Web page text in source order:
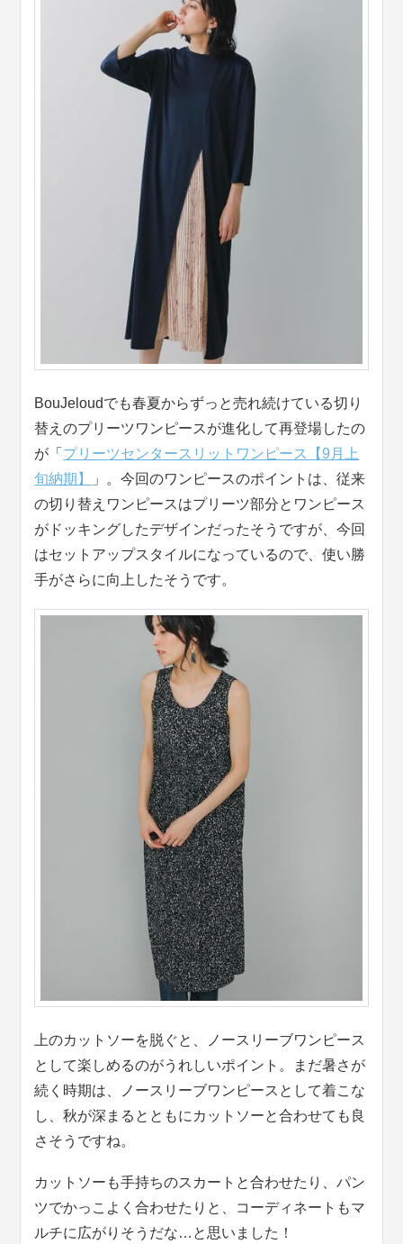
BouJeloudでも春夏からずっと売れ続けている切り
替えのプリーツワンピースが進化して再登場したの
が「 プリーツセンタースリットワンピース【9月上
旬納期】
」。今回のワンピースのポイントは、従来
の切り替えワンピースはプリーツ部分とワンピース
がドッキングしたデザインだったそうですが、今回
はセットアップスタイルになっているので、使い勝
手がさらに向上したそうです。
上のカットソーを脱ぐと、ノースリーブワンピース
として楽しめるのがうれしいポイント。まだ暑さが
続く時期は、ノースリーブワンピースとして着こな
し、秋が深まるとともにカットソーと合わせても良
さそうですね。
カットソーも手持ちのスカートと合わせたり、パン
ツでかっこよく合わせたりと、コーディネートもマ
ルチに広がりそうだな…と思いました！